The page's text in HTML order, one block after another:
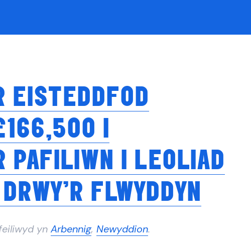
EISTEDDFOD
I
PAFILIWN I LEOLIAD
FLWYDDYN
yn Arbennig, Newyddion.